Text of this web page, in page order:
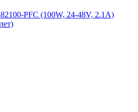
PFC (100W, 24-48V, 2.1A)